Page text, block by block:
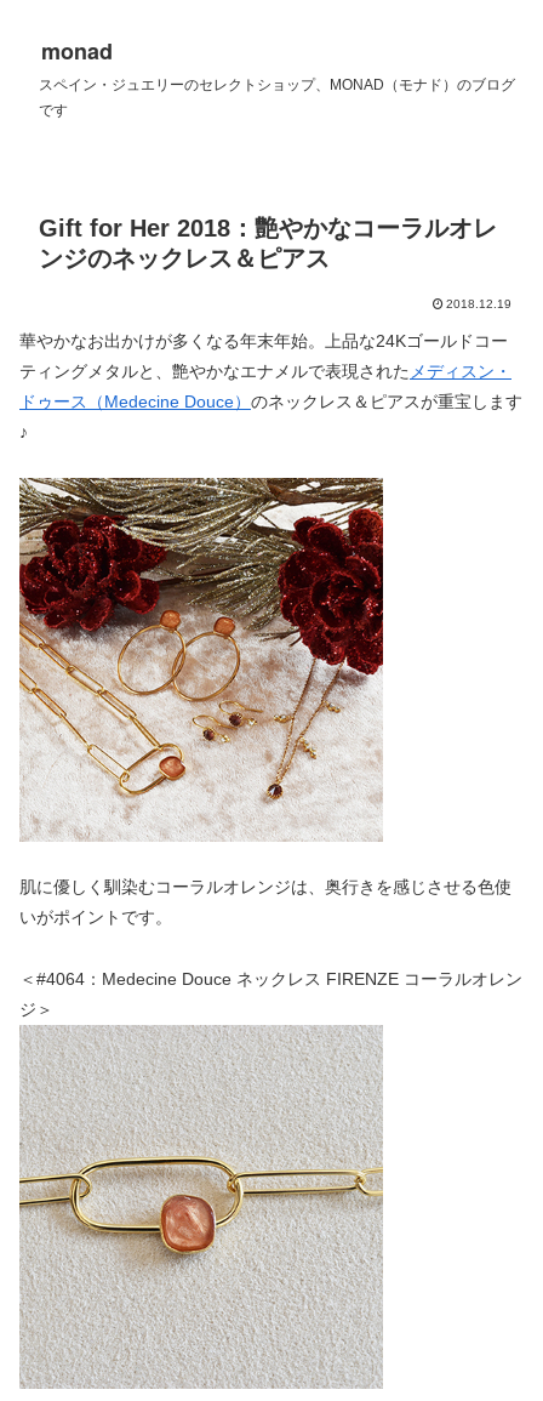
monad
スペイン・ジュエリーのセレクトショップ、MONAD（モナド）のブログ
です
Gift for Her 2018：艶やかなコーラルオレ
ンジのネックレス＆ピアス
2018.12.19
華やかなお出かけが多くなる年末年始。上品な24Kゴールドコー
ティングメタルと、艶やかなエナメルで表現された メディスン・
ドゥース（Medecine Douce） のネックレス＆ピアスが重宝します
♪
肌に優しく馴染むコーラルオレンジは、奥行きを感じさせる色使
いがポイントです。
＜#4064：Medecine Douce ネックレス FIRENZE コーラルオレン
ジ＞